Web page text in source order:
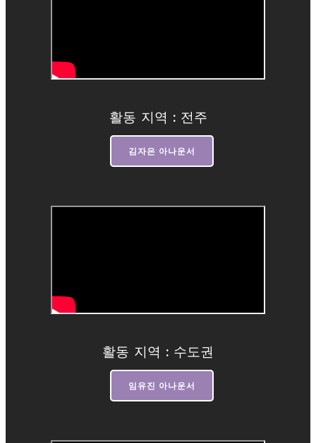
활동 지역 : 전주
김자은 아나운서
활동 지역 : 수도권
임유진 아나운서